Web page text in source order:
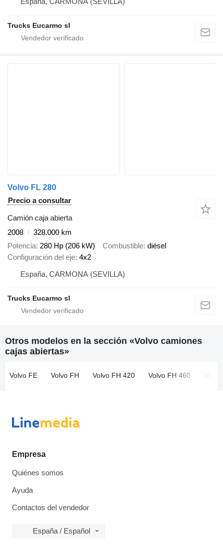
Trucks Eucarmo sl
Volvo FL 280
Precio a consultar
Camión caja abierta
2008
328.000 km
Potencia 280 Hp (206 kW) Combustible diésel
Configuración del eje 4x2
España, CARMONA (SEVILLA)
Trucks Eucarmo sl
Otros modelos en la sección «Volvo camiones
cajas abiertas»
Volvo FE Volvo FH Volvo FH 420 Volvo FH 460
Empresa
Quiénes somos
Ayuda
Contactos del vendedor
España / Español